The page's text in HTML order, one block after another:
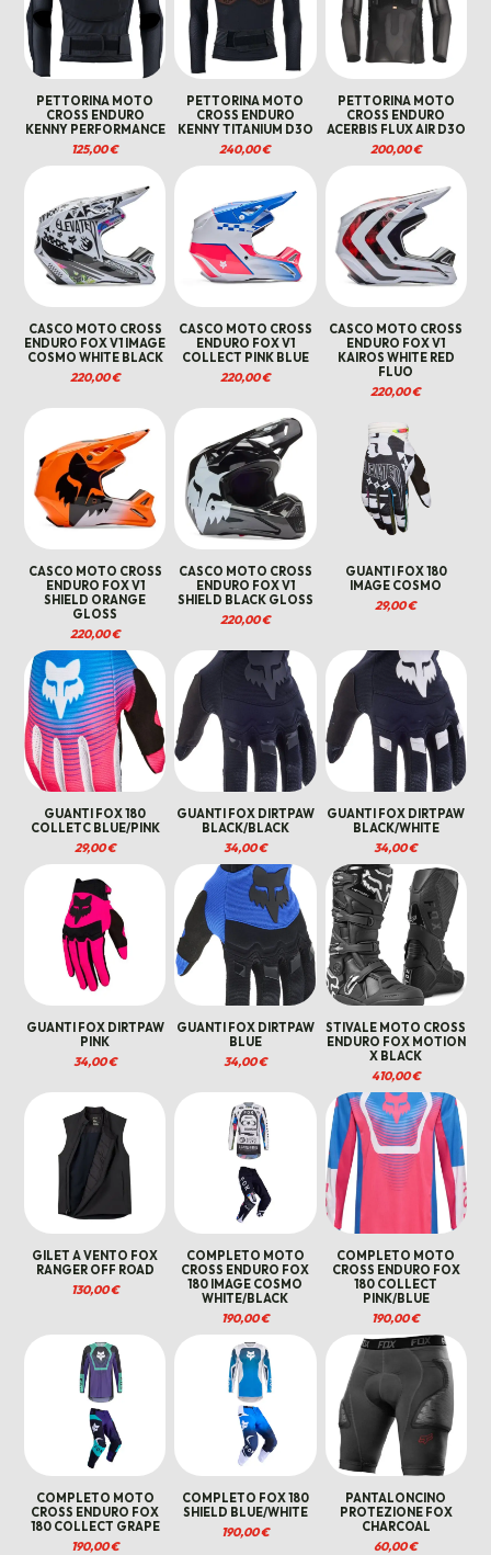
PETTORINA MOTO
CROSS ENDURO
KENNY PERFORMANCE
125,00€
PETTORINA MOTO
CROSS ENDURO
KENNY TITANIUM D3O
240,00€
PETTORINA MOTO
CROSS ENDURO
ACERBIS FLUX AIR D3O
200,00€
CASCO MOTO CROSS
ENDURO FOX V1 IMAGE
COSMO WHITE BLACK
220,00€
CASCO MOTO CROSS
ENDURO FOX V1
COLLECT PINK BLUE
220,00€
CASCO MOTO CROSS
ENDURO FOX V1
KAIROS WHITE RED
FLUO
220,00€
CASCO MOTO CROSS
ENDURO FOX V1
SHIELD ORANGE
GLOSS
220,00€
CASCO MOTO CROSS
ENDURO FOX V1
SHIELD BLACK GLOSS
220,00€
GUANTI FOX 180
IMAGE COSMO
29,00€
GUANTI FOX 180
COLLETC BLUE/PINK
29,00€
GUANTI FOX DIRTPAW
BLACK/BLACK
34,00€
GUANTI FOX DIRTPAW
BLACK/WHITE
34,00€
GUANTI FOX DIRTPAW
PINK
34,00€
GUANTI FOX DIRTPAW
BLUE
34,00€
STIVALE MOTO CROSS
ENDURO FOX MOTION
X BLACK
410,00€
GILET A VENTO FOX
RANGER OFF ROAD
130,00€
COMPLETO MOTO
CROSS ENDURO FOX
180 IMAGE COSMO
WHITE/BLACK
190,00€
COMPLETO MOTO
CROSS ENDURO FOX
180 COLLECT
PINK/BLUE
190,00€
COMPLETO MOTO
CROSS ENDURO FOX
180 COLLECT GRAPE
190,00€
COMPLETO FOX 180
SHIELD BLUE/WHITE
190,00€
PANTALONCINO
PROTEZIONE FOX
CHARCOAL
60,00€